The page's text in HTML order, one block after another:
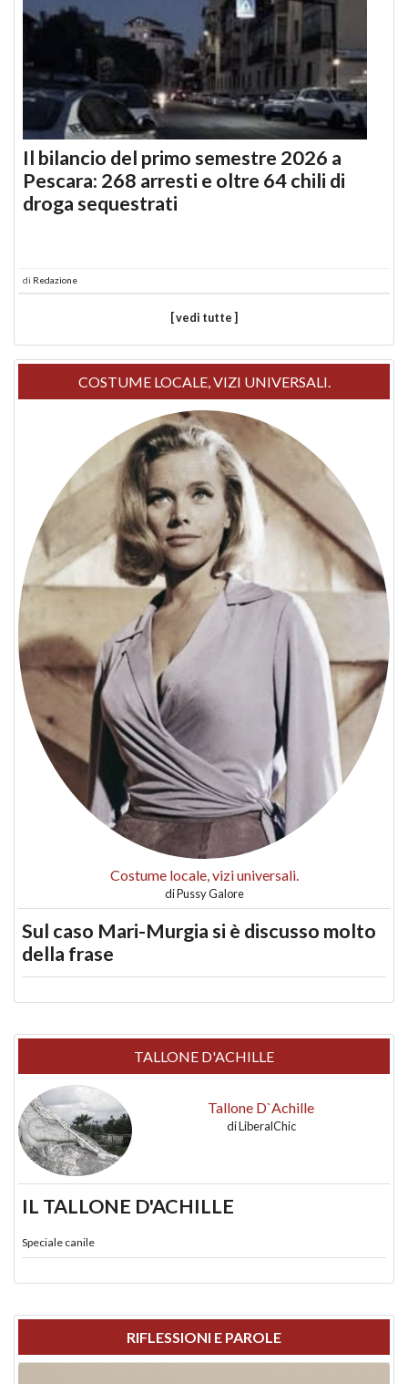
Il bilancio del primo semestre 2026 a
Pescara: 268 arresti e oltre 64 chili di
droga sequestrati
di Redazione
[ vedi tutte ]
COSTUME LOCALE, VIZI UNIVERSALI.
Costume locale, vizi universali.
diPussy Galore
Sul caso Mari-Murgia si è discusso molto
della frase
TALLONE D'ACHILLE
Tallone D`Achille
diLiberalChic
IL TALLONE D'ACHILLE
Speciale canile
RIFLESSIONI E PAROLE